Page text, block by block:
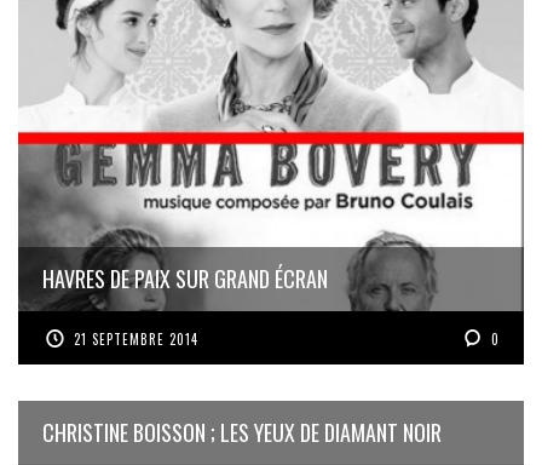
HAVRES DE PAIX SUR GRAND ÉCRAN
21 SEPTEMBRE 2014 0
CHRISTINE BOISSON ; LES YEUX DE DIAMANT NOIR